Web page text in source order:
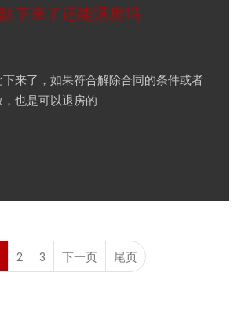
下来了还能退房吗
来了，如果符合解除合同的条件或者
也是可以退房的
2 3 下一页 尾页